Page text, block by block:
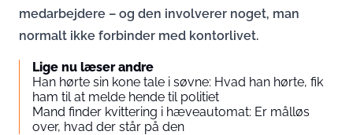
medarbejdere – og den involverer noget, man
normalt ikke forbinder med kontorlivet.
Lige nu læser andre
Han hørte sin kone tale i søvne: Hvad han hørte, fik
ham til at melde hende til politiet
Mand finder kvittering i hæveautomat: Er målløs
over, hvad der står på den